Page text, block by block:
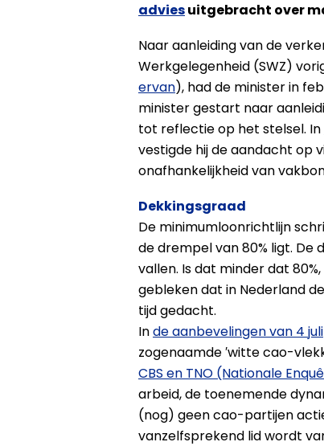
adviesuitgebracht over
Naar aanleiding van de
Werkgelegenheid (SWZ)
ervan), had de minister in
minister gestart naar
tot reflectie op het stelsel. In
vestigde hij de aandacht op
onafhankelijkheid van
Dekkingsgraad
De minimumloonrichtlijn
de drempel van 80% ligt.
vallen. Is dat minder dat
gebleken dat in Nederland
tijd gedacht.
Inde aanbevelingen van 4 juli
zogenaamde ′witte cao-
CBS en TNO (Nationale
arbeid, de toenemende
(nog) geen cao-partijen
vanzelfsprekend lid wordt